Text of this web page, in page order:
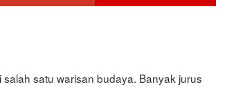
satu warisan budaya. Banyak jurus